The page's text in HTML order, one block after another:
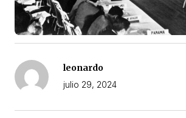
leonardo
julio 29, 2024